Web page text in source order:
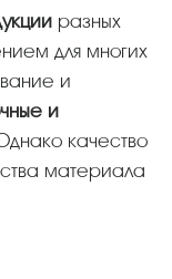
разных
для многих
и
и
качество
материала